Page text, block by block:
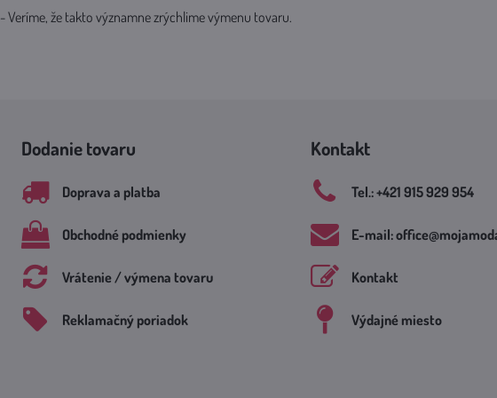
- Veríme, že takto významne zrýchlime výmenu tovaru.
Dodanie tovaru
Doprava a platba
Obchodné podmienky
Vrátenie / výmena tovaru
Reklamačný poriadok
Kontakt
Tel​.: +421 915 929 954
E-mail:
Kontakt
Výdajné miesto